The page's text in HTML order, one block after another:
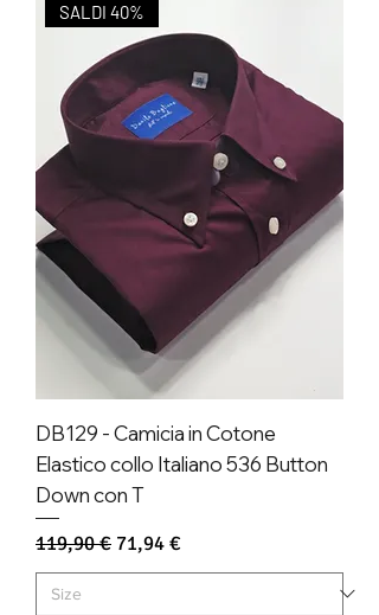
SALDI 40%
DB129 - Camicia in Cotone
Elastico collo Italiano 536 Button
Down con T
Prezzo regolare
119,90 € Prezzo scontato
71,94 €